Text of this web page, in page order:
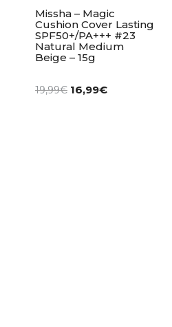
Missha – Magic
Cushion Cover Lasting
SPF50+/PA+++ #23
Natural Medium
Beige – 15g
19,99€ 16,99€